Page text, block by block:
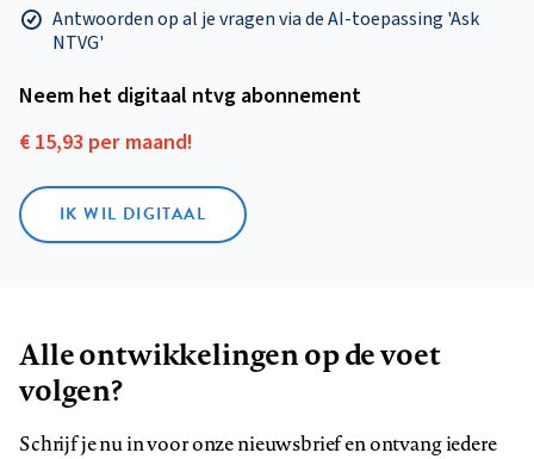
Antwoorden op al je vragen via de AI-toepassing 'Ask
NTVG'
Neem het digitaal ntvg abonnement
€ 15,93 per maand!
IK WIL DIGITAAL
Alle ontwikkelingen op de voet
volgen?
Schrijf je nu in voor onze nieuwsbrief en ontvang iedere